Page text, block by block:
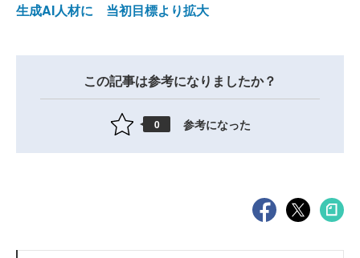
生成AI人材に 当初目標より拡大
この記事は参考になりましたか？
0 参考になった